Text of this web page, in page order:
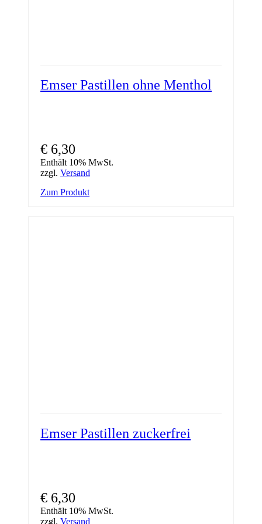
Emser Pastillen ohne Menthol
€ 6,30
Enthält 10% MwSt.
zzgl. Versand
Zum Produkt
Emser Pastillen zuckerfrei
€ 6,30
Enthält 10% MwSt.
zzgl. Versand